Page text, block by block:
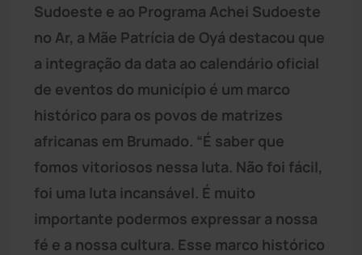
Sudoeste e ao Programa Achei Sudoeste
no Ar, a Mãe Patrícia de Oyá destacou que
a integração da data ao calendário oficial
de eventos do município é um marco
histórico para os povos de matrizes
africanas em Brumado. “É saber que
fomos vitoriosos nessa luta. Não foi fácil,
foi uma luta incansável. É muito
importante podermos expressar a nossa
fé e a nossa cultura. Esse marco histórico